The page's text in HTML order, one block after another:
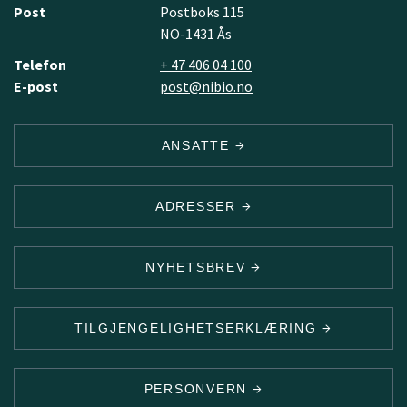
Post
Postboks 115
NO-1431 Ås
Telefon
+ 47 406 04 100
E-post
post@nibio.no
ANSATTE
ADRESSER
NYHETSBREV
TILGJENGELIGHETSERKLÆRING
PERSONVERN